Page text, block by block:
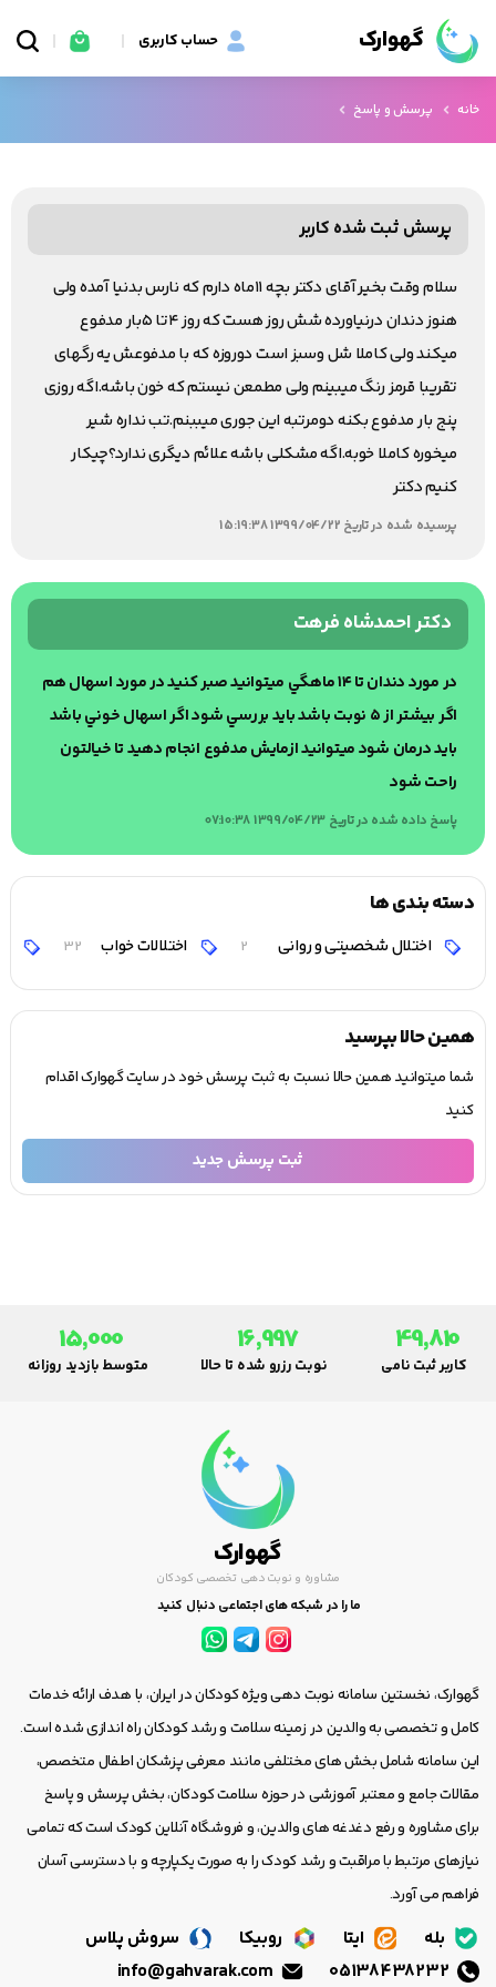
گهوارک حساب کاربری
خانه پرسش و پاسخ
پرسش ثبت شده کاربر
سلام وقت بخیر آقای دکتر بچه ۱۱ماه دارم که نارس بدنیا آمده ولی
هنوز دندان درنیاورده شش روز هست که روز ۴تا ۵بار مدفوع
میکند ولی کاملا شل وسبز است دوروزه که با مدفوعش یه رگهای
تقریبا قرمز رنگ میبینم ولی مطمعن نیستم که خون باشه.اگه روزی
پنج بار مدفوع بکنه دومرتبه این جوری میببنم.تب نداره شیر
میخوره کاملا خوبه.اگه مشکلی باشه علائم دیگری ندارد؟چیکار
کنیم دکتر
پرسیده شده در تاریخ 1399/04/22 15:19:38
دکتر احمدشاه فرهت
در مورد دندان تا ١٤ ماهگي ميتوانيد صبر كنيد در مورد اسهال هم
اگر بيشتر از ٥ نوبت باشد بايد بررسي شود اگر اسهال خوني باشد
بايد درمان شود ميتوانيد ازمايش مدفوع انجام دهيد تا خيالتون
راحت شود
پاسخ داده شده در تاریخ 1399/04/23 07:10:38
دسته بندی ها
اختلال شخصیتی و روانی 2 اختلالات خواب 32
همین حالا بپرسید
شما میتوانید همین حالا نسبت به ثبت پرسش خود در سایت گهوارک اقدام
کنید
ثبت پرسش جدید
49,810
کاربر ثبت نامی
16,997
نوبت رزرو شده تا حالا
15,000
متوسط بازدید روزانه
گهوارک
مشاوره و نوبت دهی تخصصی کودکان
ما را در شبکه های اجتماعی دنبال کنید
گهوارک، نخستین سامانه نوبت دهی ویژه کودکان در ایران، با هدف ارائه خدمات
کامل و تخصصی به والدین در زمینه سلامت و رشد کودکان راه اندازی شده است.
این سامانه شامل بخش های مختلفی مانند معرفی پزشکان اطفال متخصص،
مقالات جامع و معتبر آموزشی در حوزه سلامت کودکان، بخش پرسش و پاسخ
برای مشاوره و رفع دغدغه های والدین، و فروشگاه آنلاین کودک است که تمامی
نیازهای مرتبط با مراقبت و رشد کودک را به صورت یکپارچه و با دسترسی آسان
فراهم می آورد.
بله ایتا روبیکا
سروش پلاس